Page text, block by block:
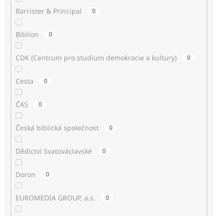
Barrister & Principal 0
Biblion 0
CDK (Centrum pro studium demokracie a kultury) 0
Cesta 0
ČAS 0
Česká biblická společnost 0
Dědictví Svatováclavské 0
Doron 0
EUROMEDIA GROUP, a.s. 0